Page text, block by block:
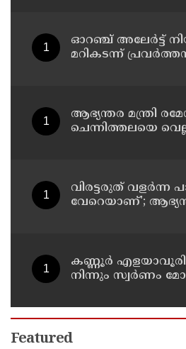
ഓറഞ്ച് അലേര്‍ട്ട്
മറികടന്ന്
ആഭ്യന്തര മന്ത്രി
ചെന്നിത്തലയെ
വിരട്ടരുത് വളര്‍ന്ന
വേറെയാണ്';
കണ്ണൂർ
നിന്നും സ്വർണം
Featured